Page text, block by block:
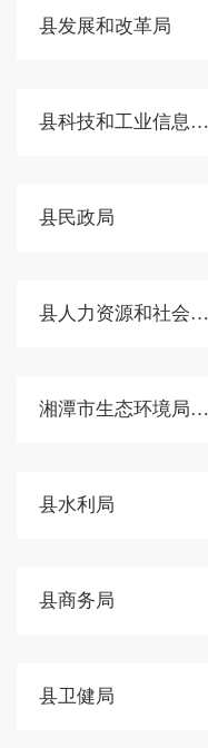
县发展和改革局
县科技和工业信息化局
县民政局
县人力资源和社会保障局
湘潭市生态环境局湘潭县分局
县水利局
县商务局
县卫健局